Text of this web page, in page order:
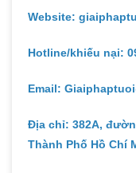
Website:
Hotline/khiếu nại:
Email:
Địa chỉ: 382A,
Thành Phố Hồ Chí